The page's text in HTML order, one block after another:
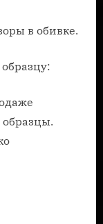
салона
в обивке.